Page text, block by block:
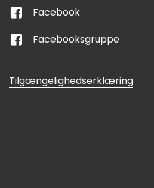
Facebook
Facebooksgruppe
Tilgængelighedserklæring